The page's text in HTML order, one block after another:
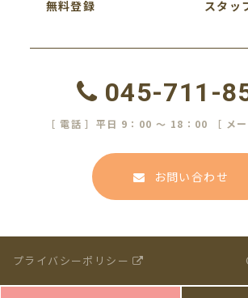
無料登録 スタッ
045-711-
［ 電話 ］平日 9：00 ～ 18：00 ［ メ
お問い合わせ
プライバシーポリシー